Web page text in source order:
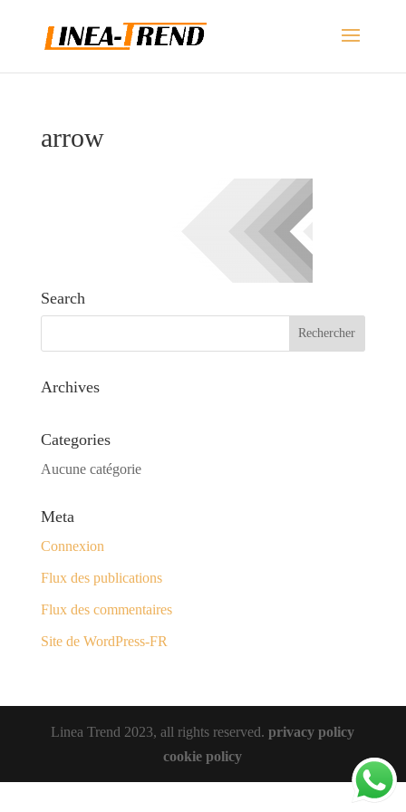
arrow
Search
Archives
Categories
Aucune catégorie
Meta
Connexion
Flux des publications
Flux des commentaires
Site de WordPress-FR
Linea Trend 2023, all rights reserved.privacy policy
cookie policy